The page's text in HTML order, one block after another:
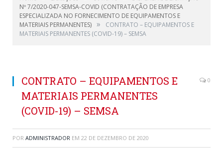
Nº 7/2020-047-SEMSA-COVID (CONTRATAÇÃO DE EMPRESA
ESPECIALIZADA NO FORNECIMENTO DE EQUIPAMENTOS E
MATERIAIS PERMANENTES) »
CONTRATO – EQUIPAMENTOS E
MATERIAIS PERMANENTES (COVID-19) – SEMSA
CONTRATO – EQUIPAMENTOS E
MATERIAIS PERMANENTES
(COVID-19) – SEMSA
0
POR ADMINISTRADOR EM 22 DE DEZEMBRO DE 2020